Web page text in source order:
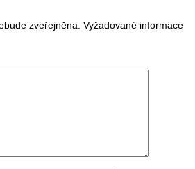
zveřejněna. Vyžadované informace